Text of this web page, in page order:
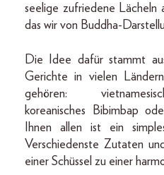
seelige zufriedene Lächeln
das wir von Buddha-
Die Idee dafür stammt
Gerichte in vielen
gehören:
koreanisches Bibimbap
Ihnen allen ist ein
Verschiedenste Zutaten
einer Schüssel zu einer